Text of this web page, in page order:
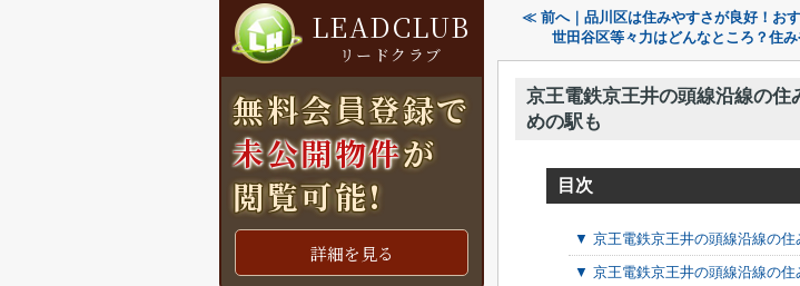
≪ 前へ｜品川区は住みやすさが良好！お
世田谷区等々力はどんなところ？住
京王電鉄京王井の頭線沿線の住
めの駅も
目次
▼ 京王電鉄京王井の頭線沿線の住
▼ 京王電鉄京王井の頭線沿線の住
LEADCLUB
リードクラブ
無料会員登録で
未公開物件が
閲覧可能!
詳細を見る